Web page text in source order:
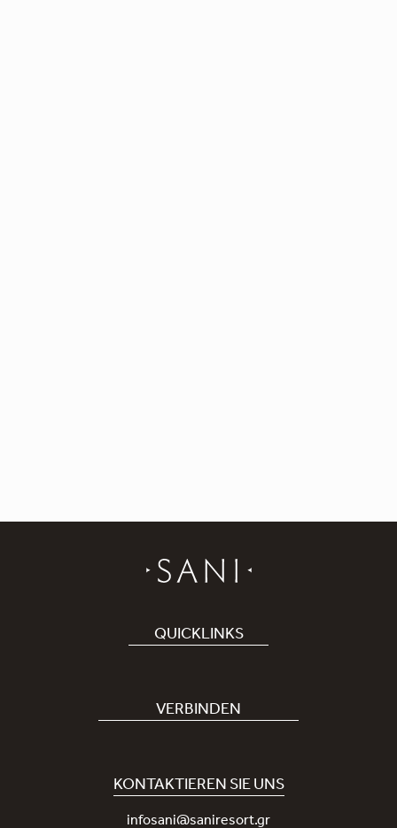
QUICKLINKS
Bei uns arbeiten
Neuigkeiten
Auszeichnungen
VERBINDEN
Sani Rewards
KONTAKTIEREN SIE UNS
infosani@saniresort.gr